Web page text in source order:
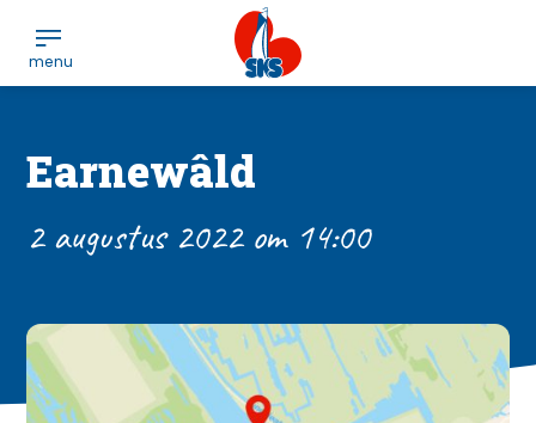
Earnewâld
2 augustus 2022 om 14:00